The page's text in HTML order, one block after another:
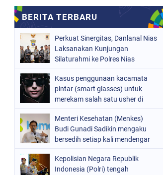
Perkuat Sinergitas, Danlanal Nias
Laksanakan Kunjungan
Silaturahmi ke Polres Nias
Kasus penggunaan kacamata
pintar (smart glasses) untuk
merekam salah satu usher di
International Auto Show (GIIAS)
2026
Menteri Kesehatan (Menkes)
Budi Gunadi Sadikin mengaku
bersedih setiap kali mendengar
meninggal dunia pada usia
muda. Ia bahkan menyebut
Kepolisian Negara Republik
Indonesia (Polri) tengah